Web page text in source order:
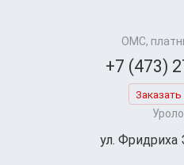
ОМС,
+7 (473)
ул. Фридриха